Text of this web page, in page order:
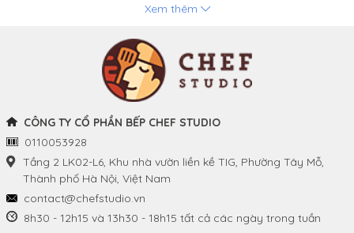
Khay và Bếp nướng
Tuyển dụng
THÔNG TIN
Chính sách và quy định
chung
THEO DÕI CHÚNG TÔI
Xem thêm
CÔNG TY CỔ PHẦN BẾP CHEF STUDIO
0110053928
Tầng 2 LK02-L6, Khu nhà vườn liền kề TIG, Phường Tây Mỗ,
Thành phố Hà Nội, Việt Nam
contact@chefstudio.vn
8h30 - 12h15 và 13h30 - 18h15 tất cả các ngày trong tuần